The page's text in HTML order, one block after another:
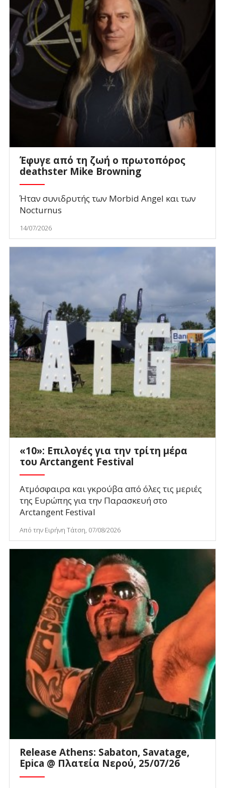
Έφυγε από τη ζωή ο πρωτοπόρος
deathster Mike Browning
Ήταν συνιδρυτής των Morbid Angel και των
Nocturnus
14/07/2026
«10»: Επιλογές για την τρίτη μέρα
του Arctangent Festival
Ατμόσφαιρα και γκρούβα από όλες τις μεριές
της Ευρώπης για την Παρασκευή στο
Arctangent Festival
Από την Ειρήνη Τάτση, 07/08/2026
Release Athens: Sabaton, Savatage,
Epica @ Πλατεία Νερού, 25/07/26